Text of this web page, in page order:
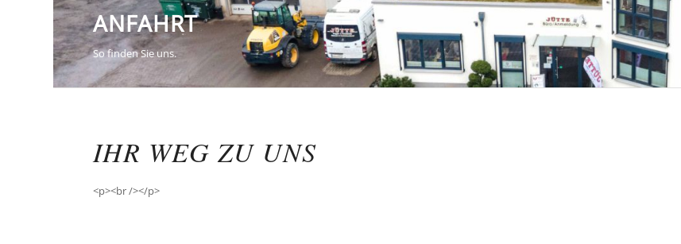
ANFAHRT
So finden Sie uns.
IHR WEG ZU UNS
<p><br /></p>